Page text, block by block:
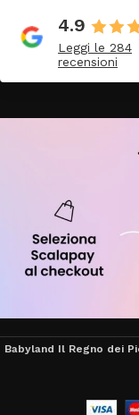
4.9
Leggi le 284
recensioni
Babyland Il Regno dei